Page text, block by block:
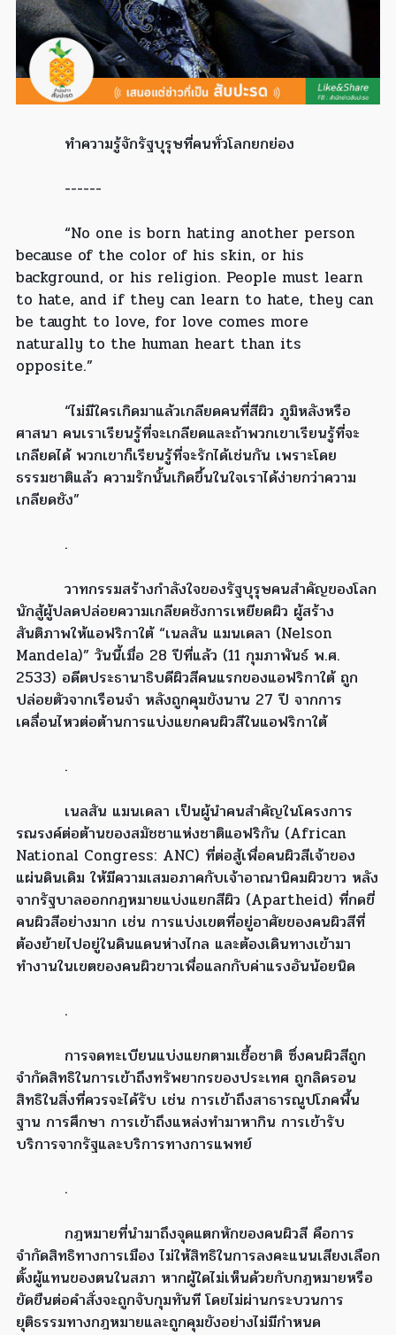
ทำความรู้จักรัฐบุรุษที่คนทั่วโลกยกย่อง
------
“No one is born hating another person
because of the color of his skin, or his
background, or his religion. People must learn
to hate, and if they can learn to hate, they can
be taught to love, for love comes more
naturally to the human heart than its
opposite.”
“ไม่มีใครเกิดมาแล้วเกลียดคนที่สีผิว ภูมิหลังหรือ
ศาสนา คนเราเรียนรู้ที่จะเกลียดและถ้าพวกเขาเรียนรู้ที่จะ
เกลียดได้ พวกเขาก็เรียนรู้ที่จะรักได้เช่นกัน เพราะโดย
ธรรมชาติแล้ว ความรักนั้นเกิดขึ้นในใจเราได้ง่ายกว่าความ
เกลียดชัง”
.
วาทกรรมสร้างกำลังใจของรัฐบุรุษคนสำคัญของโลก
นักสู้ผู้ปลดปล่อยความเกลียดชังการเหยียดผิว ผู้สร้าง
สันติภาพให้แอฟริกาใต้ “เนลสัน แมนเดลา (Nelson
Mandela)” วันนี้เมื่อ 28 ปีที่แล้ว (11 กุมภาพันธ์ พ.ศ.
2533) อดีตประธานาธิบดีผิวสีคนแรกของแอฟริกาใต้ ถูก
ปล่อยตัวจากเรือนจำ หลังถูกคุมขังนาน 27 ปี จากการ
เคลื่อนไหวต่อต้านการแบ่งแยกคนผิวสีในแอฟริกาใต้
.
เนลสัน แมนเดลา เป็นผู้นำคนสำคัญในโครงการ
รณรงค์ต่อต้านของสมัชชาแห่งชาติแอฟริกัน (African
National Congress: ANC) ที่ต่อสู้เพื่อคนผิวสีเจ้าของ
แผ่นดินเดิม ให้มีความเสมอภาคกับเจ้าอาณานิคมผิวขาว หลัง
จากรัฐบาลออกกฎหมายแบ่งแยกสีผิว (Apartheid) ที่กดขี่
คนผิวสีอย่างมาก เช่น การแบ่งเขตที่อยู่อาศัยของคนผิวสีที่
ต้องย้ายไปอยู่ในดินแดนห่างไกล และต้องเดินทางเข้ามา
ทำงานในเขตของคนผิวขาวเพื่อแลกกับค่าแรงอันน้อยนิด
.
การจดทะเบียนแบ่งแยกตามเชื้อชาติ ซึ่งคนผิวสีถูก
จำกัดสิทธิในการเข้าถึงทรัพยากรของประเทศ ถูกลิดรอน
สิทธิในสิ่งที่ควรจะได้รับ เช่น การเข้าถึงสาธารณูปโภคพื้น
ฐาน การศึกษา การเข้าถึงแหล่งทำมาหากิน การเข้ารับ
บริการจากรัฐและบริการทางการแพทย์
.
กฎหมายที่นำมาถึงจุดแตกหักของคนผิวสี คือการ
จำกัดสิทธิทางการเมือง ไม่ให้สิทธิในการลงคะแนนเสียงเลือก
ตั้งผู้แทนของตนในสภา หากผู้ใดไม่เห็นด้วยกับกฎหมายหรือ
ขัดขืนต่อคำสั่งจะถูกจับกุมทันที โดยไม่ผ่านกระบวนการ
ยุติธรรมทางกฎหมายและถูกคุมขังอย่างไม่มีกำหนด